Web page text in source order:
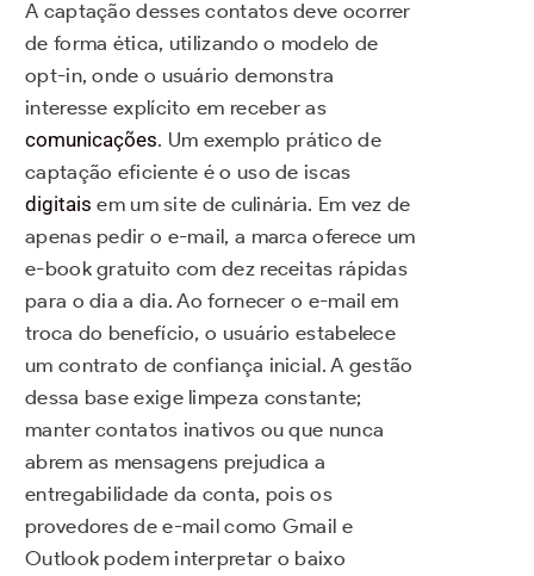
A captação desses contatos deve ocorrer
de forma ética, utilizando o modelo de
opt-in, onde o usuário demonstra
interesse explícito em receber as
comunicações. Um exemplo prático de
captação eficiente é o uso de iscas
digitais em um site de culinária. Em vez de
apenas pedir o e-mail, a marca oferece um
e-book gratuito com dez receitas rápidas
para o dia a dia. Ao fornecer o e-mail em
troca do benefício, o usuário estabelece
um contrato de confiança inicial. A gestão
dessa base exige limpeza constante;
manter contatos inativos ou que nunca
abrem as mensagens prejudica a
entregabilidade da conta, pois os
provedores de e-mail como Gmail e
Outlook podem interpretar o baixo